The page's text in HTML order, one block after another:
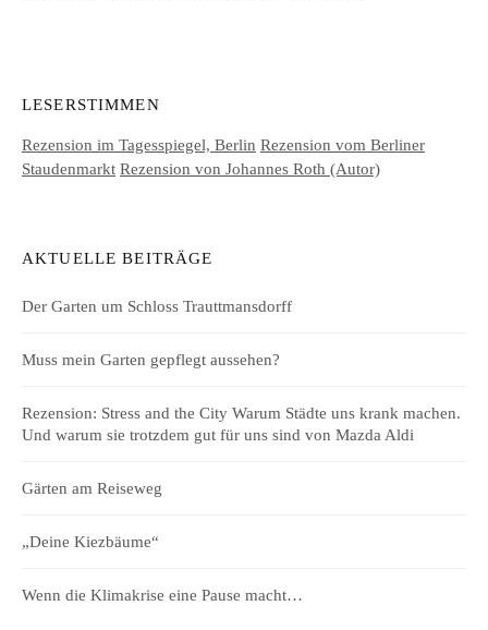
LESERSTIMMEN
Rezension im Tagesspiegel, Berlin Rezension vom Berliner
Staudenmarkt Rezension von Johannes Roth (Autor)
AKTUELLE BEITRÄGE
Der Garten um Schloss Trauttmansdorff
Muss mein Garten gepflegt aussehen?
Rezension: Stress and the City Warum Städte uns krank machen.
Und warum sie trotzdem gut für uns sind von Mazda Aldi
Gärten am Reiseweg
„Deine Kiezbäume“
Wenn die Klimakrise eine Pause macht…